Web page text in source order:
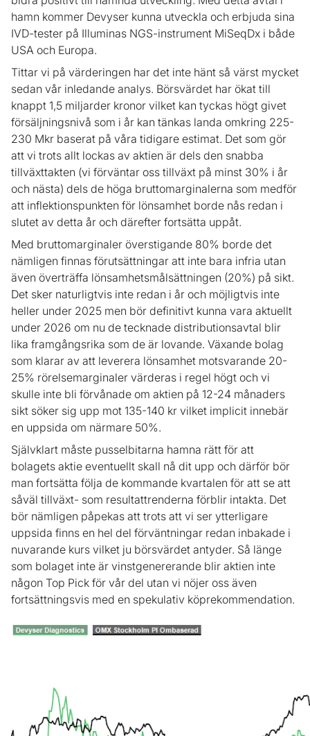
hamn kommer Devyser kunna utveckla och erbjuda sina
IVD-tester på Illuminas NGS-instrument MiSeqDx i både
USA och Europa.
Tittar vi på värderingen har det inte hänt så värst mycket
sedan vår inledande analys. Börsvärdet har ökat till
knappt 1,5 miljarder kronor vilket kan tyckas högt givet
försäljningsnivå som i år kan tänkas landa omkring 225-
230 Mkr baserat på våra tidigare estimat. Det som gör
att vi trots allt lockas av aktien är dels den snabba
tillväxttakten (vi förväntar oss tillväxt på minst 30% i år
och nästa) dels de höga bruttomarginalerna som medför
att inflektionspunkten för lönsamhet borde nås redan i
slutet av detta år och därefter fortsätta uppåt.
Med bruttomarginaler överstigande 80% borde det
nämligen finnas förutsättningar att inte bara infria utan
även överträffa lönsamhetsmålsättningen (20%) på sikt.
Det sker naturligtvis inte redan i år och möjligtvis inte
heller under 2025 men bör definitivt kunna vara aktuellt
under 2026 om nu de tecknade distributionsavtal blir
lika framgångsrika som de är lovande. Växande bolag
som klarar av att leverera lönsamhet motsvarande 20-
25% rörelsemarginaler värderas i regel högt och vi
skulle inte bli förvånade om aktien på 12-24 månaders
sikt söker sig upp mot 135-140 kr vilket implicit innebär
en uppsida om närmare 50%.
Självklart måste pusselbitarna hamna rätt för att
bolagets aktie eventuellt skall nå dit upp och därför bör
man fortsätta följa de kommande kvartalen för att se att
såväl tillväxt- som resultattrenderna förblir intakta. Det
bör nämligen påpekas att trots att vi ser ytterligare
uppsida finns en hel del förväntningar redan inbakade i
nuvarande kurs vilket ju börsvärdet antyder. Så länge
som bolaget inte är vinstgenererande blir aktien inte
någon Top Pick för vår del utan vi nöjer oss även
fortsättningsvis med en spekulativ köprekommendation.